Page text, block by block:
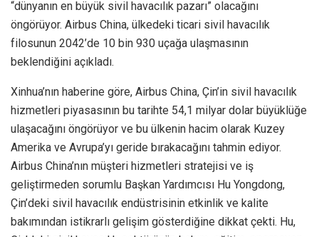
“dünyanın en büyük sivil havacılık pazarı” olacağını
öngörüyor. Airbus China, ülkedeki ticari sivil havacılık
filosunun 2042’de 10 bin 930 uçağa ulaşmasının
beklendiğini açıkladı.
Xinhua’nın haberine göre, Airbus China, Çin’in sivil havacılık
hizmetleri piyasasının bu tarihte 54,1 milyar dolar büyüklüğe
ulaşacağını öngörüyor ve bu ülkenin hacim olarak Kuzey
Amerika ve Avrupa’yı geride bırakacağını tahmin ediyor.
Airbus China’nın müşteri hizmetleri stratejisi ve iş
geliştirmeden sorumlu Başkan Yardımcısı Hu Yongdong,
Çin’deki sivil havacılık endüstrisinin etkinlik ve kalite
bakımından istikrarlı gelişim gösterdiğine dikkat çekti. Hu,